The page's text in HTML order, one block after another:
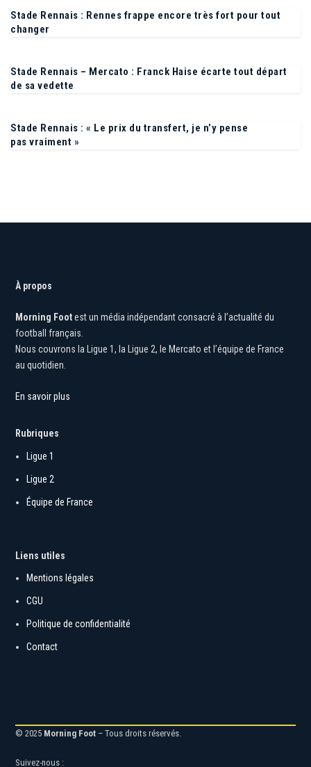
Stade Rennais : Rennes frappe encore très fort pour tout
changer
Stade Rennais – Mercato : Franck Haise écarte tout départ
de sa vedette
Stade Rennais : « Le prix du transfert, je n’y pense
pas vraiment »
À propos
Morning Footest un média indépendant consacré à l’actualité du
football français.
Nous couvrons la Ligue 1, la Ligue 2, le Mercato et l’équipe de France
au quotidien.
En savoir plus
Rubriques
Ligue 1
Ligue 2
Équipe de France
Liens utiles
Mentions légales
CGU
Politique de confidentialité
Contact
© 2025 Morning Foot – Tous droits réservés.
Suivez-nous :